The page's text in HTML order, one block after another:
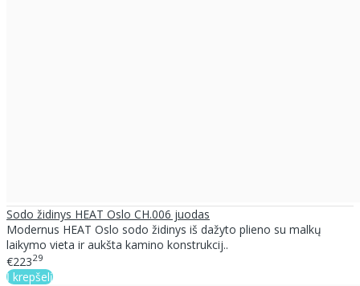
Sodo židinys HEAT Oslo CH.006 juodas
Modernus HEAT Oslo sodo židinys iš dažyto plieno su malkų
laikymo vieta ir aukšta kamino konstrukcij..
€22329
Į krepšelį